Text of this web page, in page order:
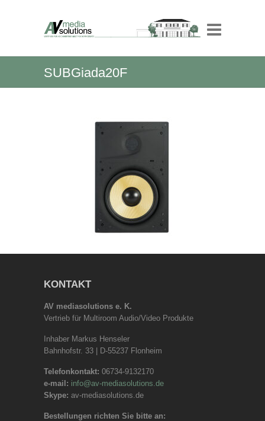
SUBGiada20F
KONTAKT
AV mediasolutions e. K.
Vertrieb für Multiroom Audio/Video Produkte
Inhaber Markus Henseler
Bahnhofstr. 33 | D-55237 Flonheim
Telefonkontakt: 06734-9132170
e-mail: info@av-mediasolutions.de
Skype: av-mediasolutions.de
Bestellungen richten Sie bitte an: